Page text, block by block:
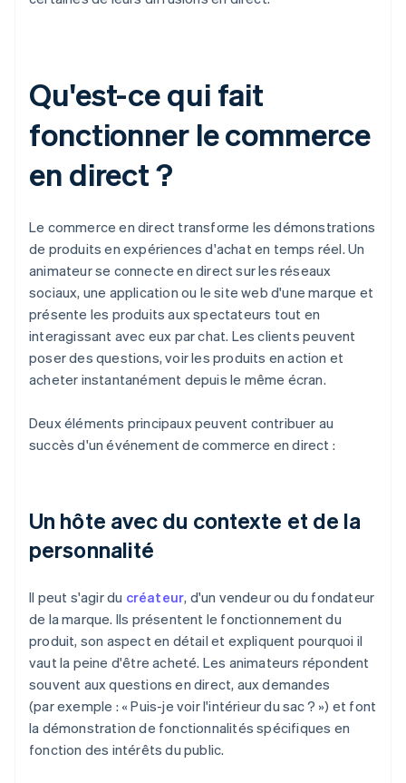
Qu'est-ce qui fait
fonctionner le commerce
en direct ?
Le commerce en direct transforme les démonstrations
de produits en expériences d'achat en temps réel. Un
animateur se connecte en direct sur les réseaux
sociaux, une application ou le site web d'une marque et
présente les produits aux spectateurs tout en
interagissant avec eux par chat. Les clients peuvent
poser des questions, voir les produits en action et
acheter instantanément depuis le même écran.
Deux éléments principaux peuvent contribuer au
succès d'un événement de commerce en direct :
Un hôte avec du contexte et de la
personnalité
Il peut s'agir du créateur, d'un vendeur ou du fondateur
de la marque. Ils présentent le fonctionnement du
produit, son aspect en détail et expliquent pourquoi il
vaut la peine d'être acheté. Les animateurs répondent
souvent aux questions en direct, aux demandes
(par exemple : « Puis-je voir l'intérieur du sac ? ») et font
la démonstration de fonctionnalités spécifiques en
fonction des intérêts du public.